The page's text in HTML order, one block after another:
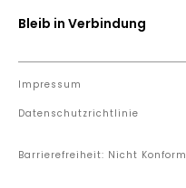
Bleib in Verbindung
Impressum
Datenschutzrichtlinie
Barrierefreiheit: Nicht Konform